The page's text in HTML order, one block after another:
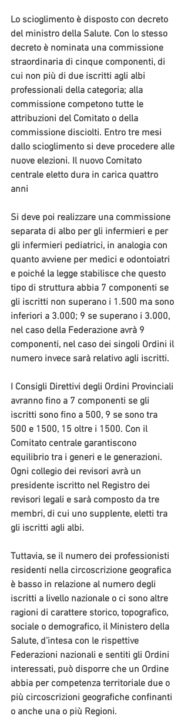
Lo scioglimento è disposto con decreto
del ministro della Salute. Con lo stesso
decreto è nominata una commissione
straordinaria di cinque componenti, di
cui non più di due iscritti agli albi
professionali della categoria; alla
commissione competono tutte le
attribuzioni del Comitato o della
commissione disciolti. Entro tre mesi
dallo scioglimento si deve procedere alle
nuove elezioni. Il nuovo Comitato
centrale eletto dura in carica quattro
anni
Si deve poi realizzare una commissione
separata di albo per gli infermieri e per
gli infermieri pediatrici, in analogia con
quanto avviene per medici e odontoiatri
e poiché la legge stabilisce che questo
tipo di struttura abbia 7 componenti se
gli iscritti non superano i 1.500 ma sono
inferiori a 3.000; 9 se superano i 3.000,
nel caso della Federazione avrà 9
componenti, nel caso dei singoli Ordini il
numero invece sarà relativo agli iscritti.
I Consigli Direttivi degli Ordini Provinciali
avranno fino a 7 componenti se gli
iscritti sono fino a 500, 9 se sono tra
500 e 1500, 15 oltre i 1500. Con il
Comitato centrale garantiscono
equilibrio tra i generi e le generazioni.
Ogni collegio dei revisori avrà un
presidente iscritto nel Registro dei
revisori legali e sarà composto da tre
membri, di cui uno supplente, eletti tra
gli iscritti agli albi.
Tuttavia, se il numero dei professionisti
residenti nella circoscrizione geografica
è basso in relazione al numero degli
iscritti a livello nazionale o ci sono altre
ragioni di carattere storico, topografico,
sociale o demografico, il Ministero della
Salute, d’intesa con le rispettive
Federazioni nazionali e sentiti gli Ordini
interessati, può disporre che un Ordine
abbia per competenza territoriale due o
più circoscrizioni geografiche confinanti
o anche una o più Regioni.